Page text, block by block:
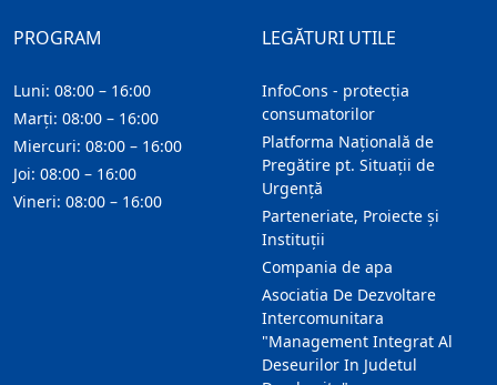
LEGĂTURI UTILE
InfoCons - protecția
consumatorilor
Platforma Națională de
Pregătire pt. Situații de
Urgență
Parteneriate, Proiecte și
Instituții
Compania de apa
Asociatia De Dezvoltare
Intercomunitara
"Management Integrat Al
Deseurilor In Judetul
PROGRAM
Luni: 08:00 – 16:00
Marți: 08:00 – 16:00
Miercuri: 08:00 – 16:00
Joi: 08:00 – 16:00
Vineri: 08:00 – 16:00